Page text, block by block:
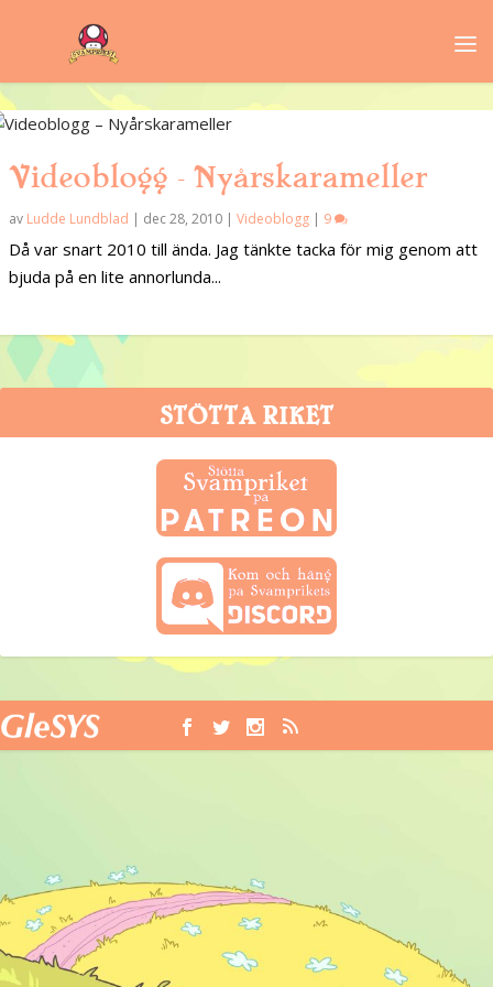
Videoblogg – Nyårskarameller
av Ludde Lundblad | dec 28, 2010 | Videoblogg | 9
Då var snart 2010 till ända. Jag tänkte tacka för mig genom att
bjuda på en lite annorlunda...
STÖTTA RIKET